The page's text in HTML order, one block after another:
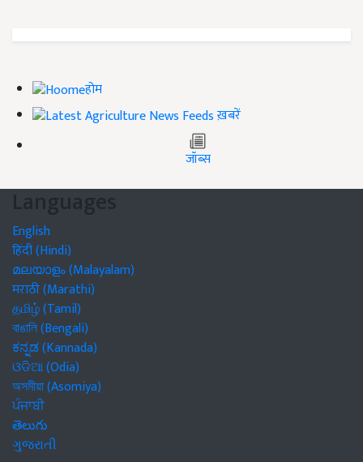
होम
ख़बरें
जॉब्स
Languages
English
हिंदी (Hindi)
മലയാളം (Malayalam)
मराठी (Marathi)
தமிழ் (Tamil)
বাঙালি (Bengali)
ಕನ್ನಡ (Kannada)
ଓଡିଆ (Odia)
অসমীয়া (Asomiya)
ਪੰਜਾਬੀ
తెలుగు
ગુજરાતી